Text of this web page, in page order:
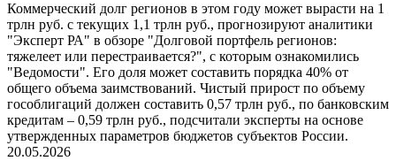
Коммерческий долг регионов в этом году может вырасти на 1
трлн руб. с текущих 1,1 трлн руб., прогнозируют аналитики
"Эксперт РА" в обзоре "Долговой портфель регионов:
тяжелеет или перестраивается?", с которым ознакомились
"Ведомости". Его доля может составить порядка 40% от
общего объема заимствований. Чистый прирост по объему
гособлигаций должен составить 0,57 трлн руб., по банковским
кредитам – 0,59 трлн руб., подсчитали эксперты на основе
утвержденных параметров бюджетов субъектов России.
20.05.2026